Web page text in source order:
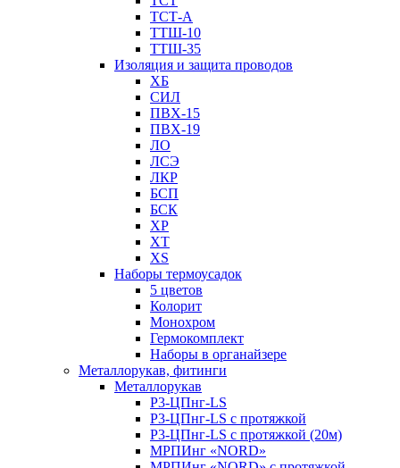
ТСТ-А
ТТШ-10
ТТШ-35
Изоляция и защита проводов
ХБ
СИЛ
ПВХ-15
ПВХ-19
ЛО
ЛСЭ
ЛКР
БСП
БСК
XP
XT
XS
Наборы термоусадок
5 цветов
Колорит
Монохром
Гермокомплект
Наборы в органайзере
Металлорукав, фитинги
Металлорукав
Р3-ЦПнг-LS
Р3-ЦПнг-LS с протяжкой
Р3-ЦПнг-LS с протяжкой (20м)
МРПИнг «NORD»